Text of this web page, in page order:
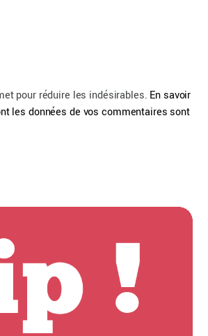
pour réduire les indésirables. En savoir
les données de vos commentaires sont